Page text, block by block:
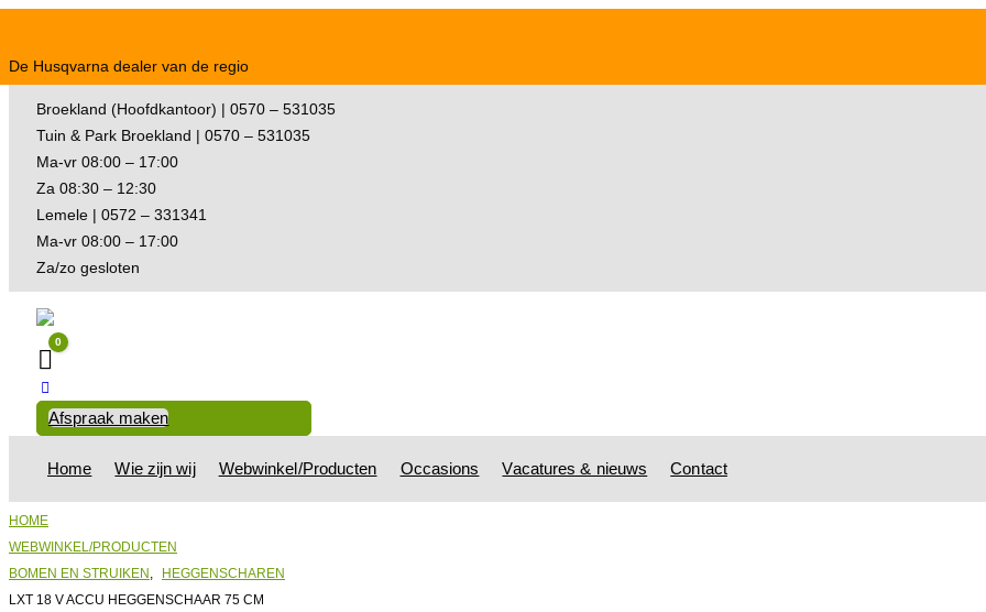
De Husqvarna dealer van de regio
Broekland (Hoofdkantoor) | 0570 – 531035
Tuin & Park Broekland | 0570 – 531035
Ma-vr 08:00 – 17:00
Za 08:30 – 12:30
Lemele | 0572 – 331341
Ma-vr 08:00 – 17:00
Za/zo gesloten
Winkelwagen
0
Afspraak maken
Home Wie zijn wij Webwinkel/Producten Occasions Vacatures & nieuws Contact
HOME
WEBWINKEL/PRODUCTEN
BOMEN EN STRUIKEN ,
HEGGENSCHAREN
LXT 18 V ACCU HEGGENSCHAAR 75 CM